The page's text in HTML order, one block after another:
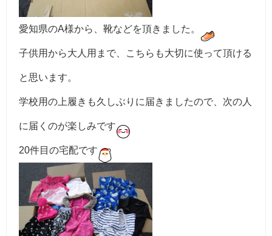
愛知県のA様から、靴などを頂きました。
子供用から大人用まで、こちらも大切に使って頂ける
と思います。
学校用の上履きも久しぶりに届きましたので、次の人
に届くのが楽しみです
20件目の宅配です